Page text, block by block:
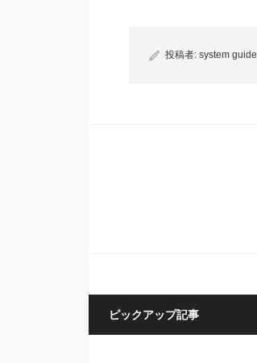
投稿者: system guide
ピックアップ記事